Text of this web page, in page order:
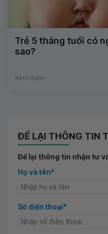
Trẻ 5 tháng tuổi có
sao?
Xem thêm
ĐỂ LẠI THÔNG TIN
Để lại thông tin nhận tư
Họ và tên*
Số điện thoại*